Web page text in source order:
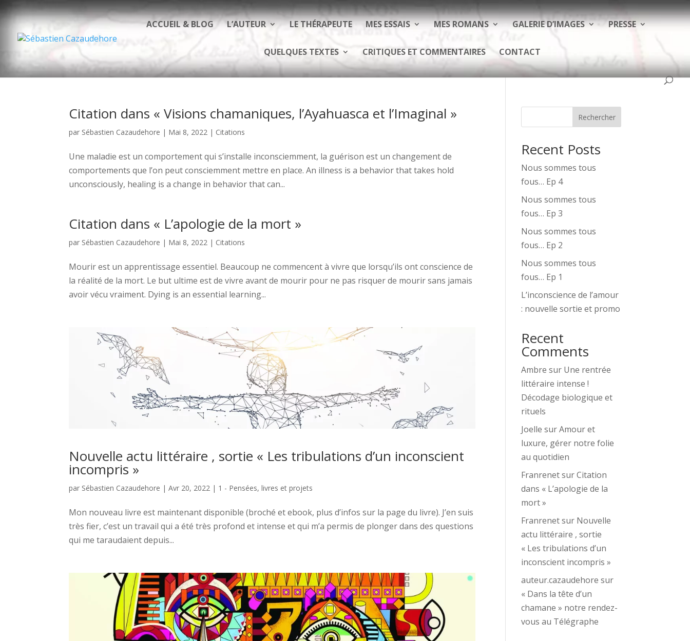
ACCUEIL & BLOG L’AUTEUR LE THÉRAPEUTE MES ESSAIS MES ROMANS GALERIE D’IMAGES PRESSE
QUELQUES TEXTES CRITIQUES ET COMMENTAIRES CONTACT
Citation dans « Visions chamaniques, l’Ayahuasca et l’Imaginal »
par Sébastien Cazaudehore | Mai 8, 2022 | Citations
Une maladie est un comportement qui s’installe inconsciemment, la guérison est un changement de
comportements que l’on peut consciemment mettre en place. An illness is a behavior that takes hold
unconsciously, healing is a change in behavior that can...
Citation dans « L’apologie de la mort »
par Sébastien Cazaudehore | Mai 8, 2022 | Citations
Mourir est un apprentissage essentiel. Beaucoup ne commencent à vivre que lorsqu’ils ont conscience de
la réalité de la mort. Le but ultime est de vivre avant de mourir pour ne pas risquer de mourir sans jamais
avoir vécu vraiment. Dying is an essential learning...
Nouvelle actu littéraire , sortie « Les tribulations d’un inconscient
incompris »
par Sébastien Cazaudehore |Avr 20, 2022 | 1 - Pensées, livres et projets
Mon nouveau livre est maintenant disponible (broché et ebook, plus d’infos sur la page du livre). J’en suis
très fier, c’est un travail qui a été très profond et intense et qui m’a permis de plonger dans des questions
qui me taraudaient depuis...
Rechercher
Recent Posts
Nous sommes tous
fous… Ep 4
Nous sommes tous
fous… Ep 3
Nous sommes tous
fous… Ep 2
Nous sommes tous
fous… Ep 1
L’inconscience de l’amour
: nouvelle sortie et promo
Recent
Comments
Ambre sur Une rentrée
littéraire intense !
Décodage biologique et
rituels
Joelle surAmour et
luxure, gérer notre folie
au quotidien
FranrenetsurCitation
dans « L’apologie de la
mort »
Franrenetsur Nouvelle
actu littéraire , sortie
« Les tribulations d’un
inconscient incompris »
auteur.cazaudehore sur
« Dans la tête d’un
chamane » notre rendez-
vous au Télégraphe